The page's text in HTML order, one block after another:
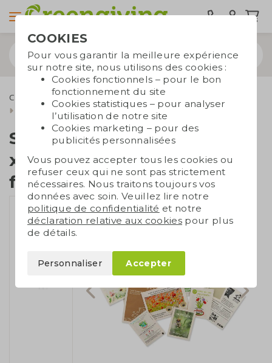
Cadeaux d'affaires écologiques
Sachets de graines
Sachets de graines 60 x 80 mm en papier de fibres de tomate
Sachets de graines 60
x 80 mm en papier de
fibres de tomate
COOKIES
Pour vous garantir la meilleure expérience
sur notre site, nous utilisons des cookies :
Cookies fonctionnels – pour le bon
fonctionnement du site
Cookies statistiques – pour analyser
l’utilisation de notre site
Cookies marketing – pour des
publicités personnalisées
Vous pouvez accepter tous les cookies ou
refuser ceux qui ne sont pas strictement
nécessaires. Nous traitons toujours vos
données avec soin. Veuillez lire notre
politique de confidentialité et notre
déclaration relative aux cookies pour plus
de détails.
Personnaliser Accepter